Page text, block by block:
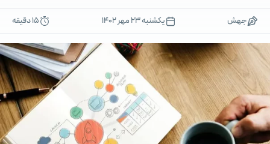
جهش یکشنبه ۲۳ مهر ۱۴۰۲ 15 دقیقه